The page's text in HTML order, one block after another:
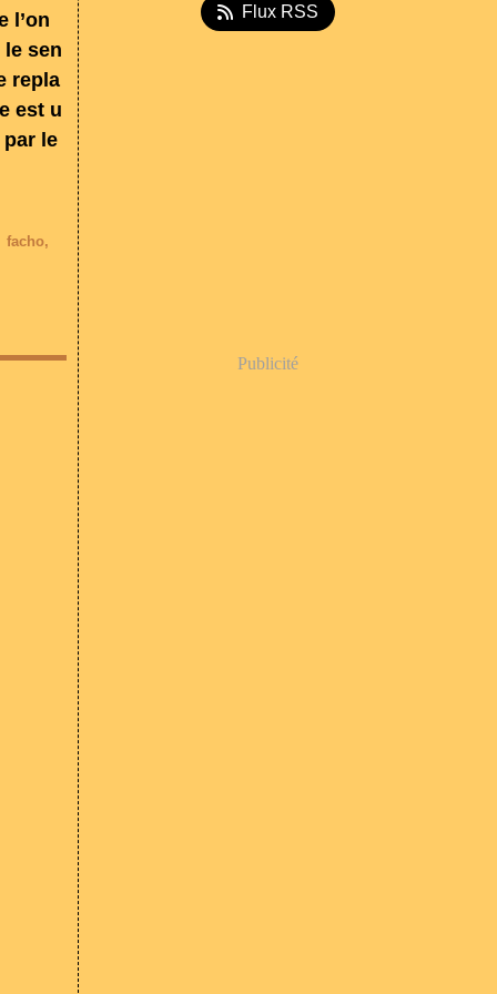
l’on
le sen
repla
est u
le
facho,
Flux RSS
Publicité